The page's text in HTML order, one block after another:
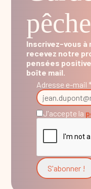
Inscrivez-vous
recevez notre
pensées
boîte mail.
Adresse e-mail *
J'accepte la